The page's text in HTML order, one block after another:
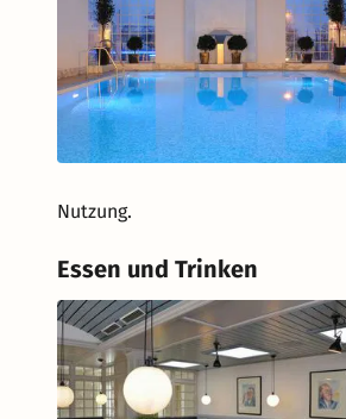
Nutzung.
Essen und Trinken